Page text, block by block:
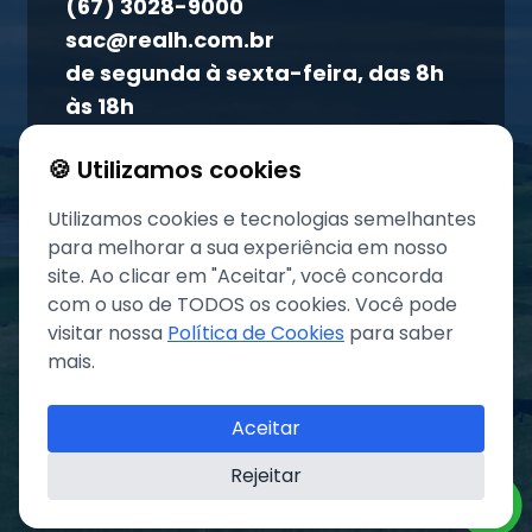
Atendimento ao titular
Canal de ética
(67) 3028-9000
sac@realh.com.br
de segunda à sexta-feira, das 8h
às 18h
Grupo REAL. Todos os direitos reservados.
🍪 Utilizamos cookies
Utilizamos cookies e tecnologias semelhantes
para melhorar a sua experiência em nosso
site. Ao clicar em "Aceitar", você concorda
com o uso de TODOS os cookies. Você pode
visitar nossa Política de Cookies para saber
mais.
Aceitar
Rejeitar